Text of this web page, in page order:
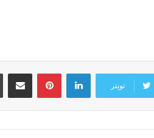
تويتر
لينكدإن بينتيريست مشاركة عبر البريد